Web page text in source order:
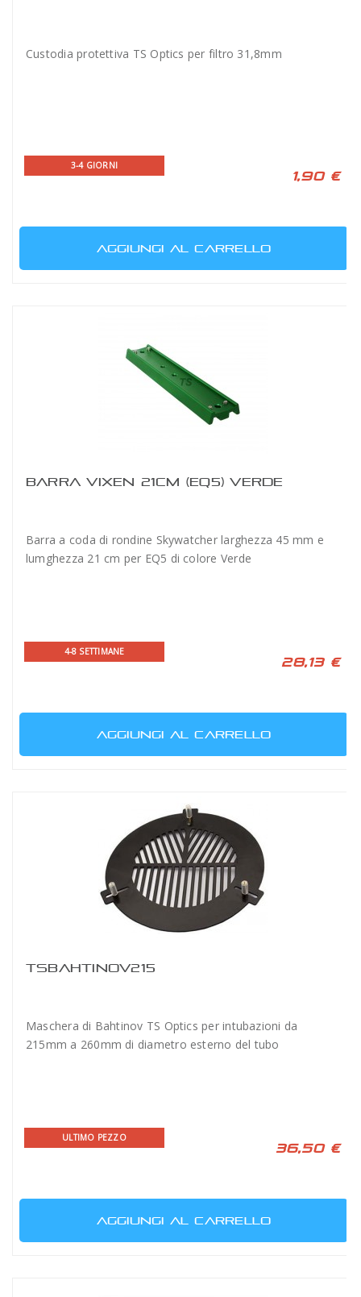
Custodia protettiva TS Optics per filtro 31,8mm
3-4 GIORNI
1,90 €
AGGIUNGI AL CARRELLO
BARRA VIXEN 21CM (EQ5) VERDE
Barra a coda di rondine Skywatcher larghezza 45 mm e
lumghezza 21 cm per EQ5 di colore Verde
4-8 SETTIMANE
28,13 €
AGGIUNGI AL CARRELLO
TSBAHTINOV215
Maschera di Bahtinov TS Optics per intubazioni da
215mm a 260mm di diametro esterno del tubo
ULTIMO PEZZO
36,50 €
AGGIUNGI AL CARRELLO